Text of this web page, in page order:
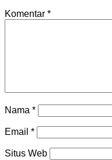
Komentar *
Nama *
Email *
Situs Web